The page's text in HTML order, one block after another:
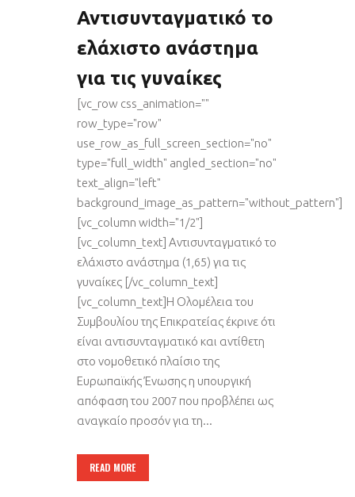
Αντισυνταγματικό το
ελάχιστο ανάστημα
για τις γυναίκες
[vc_row css_animation=""
row_type="row"
use_row_as_full_screen_section="no"
type="full_width" angled_section="no"
text_align="left"
background_image_as_pattern="without_pattern"]
[vc_column width="1/2"]
[vc_column_text] Αντισυνταγματικό το
ελάχιστο ανάστημα (1,65) για τις
γυναίκες [/vc_column_text]
[vc_column_text]Η Ολομέλεια του
Συμβουλίου της Επικρατείας έκρινε ότι
είναι αντισυνταγματικό και αντίθετη
στο νομοθετικό πλαίσιο της
Ευρωπαϊκής Ένωσης η υπουργική
απόφαση του 2007 που προβλέπει ως
αναγκαίο προσόν για τη...
READ MORE